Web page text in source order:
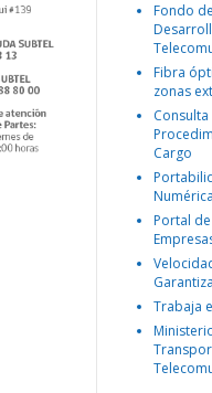
Fondo
Fibra
zonas
Consulta
Cargo
Portal
Trabaja